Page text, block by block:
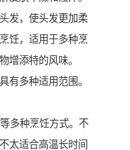
发，使头发更加柔
饪，适用于多种烹
增添特的风味。
有多种适用范围。
多种烹饪方式。不
太适合高温长时间